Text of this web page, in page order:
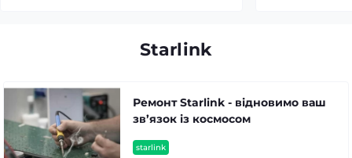
Starlink
starlink
Ремонт Starlink - відновимо ваш
зв’язок із космосом